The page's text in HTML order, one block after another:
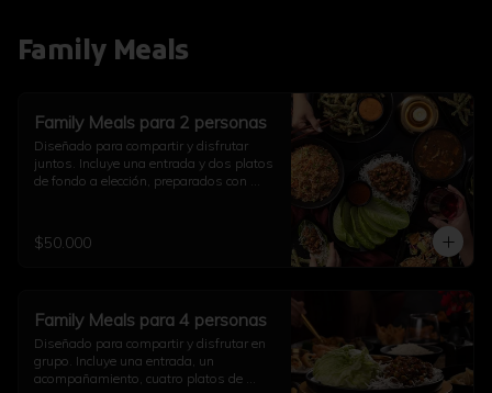
Family Meals
Family Meals para 2 personas
Diseñado para compartir y disfrutar
juntos. Incluye una entrada y dos platos
de fondo a elección, preparados con
referencial)
$50.000
Family Meals para 4 personas
Diseñado para compartir y disfrutar en
grupo. Incluye una entrada, un
acompañamiento, cuatro platos de